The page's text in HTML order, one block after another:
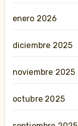
enero 2026
diciembre 2025
noviembre 2025
octubre 2025